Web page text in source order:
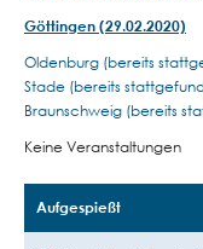
Göttingen (29.02.2020)
Oldenburg (bereits
Stade (bereits
Braunschweig (bereits
Keine Veranstaltungen
Aufgespießt